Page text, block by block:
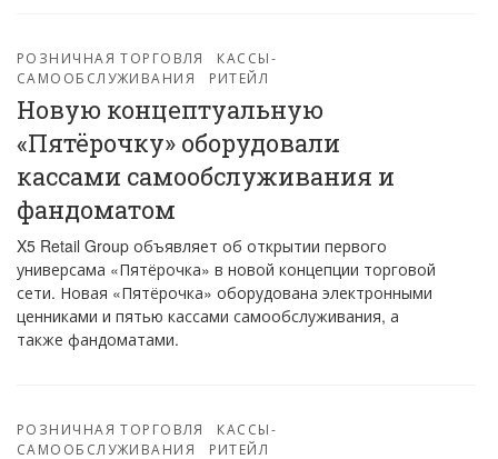
РОЗНИЧНАЯ ТОРГОВЛЯ
КАССЫ-
САМООБСЛУЖИВАНИЯ
РИТЕЙЛ
Новую концептуальную
«Пятёрочку» оборудовали
кассами самообслуживания и
фандоматом
X5 Retail Group объявляет об открытии первого
универсама «Пятёрочка» в новой концепции торговой
сети. Новая «Пятёрочка» оборудована электронными
ценниками и пятью кассами самообслуживания, а
также фандоматами.
РОЗНИЧНАЯ ТОРГОВЛЯ
КАССЫ-
САМООБСЛУЖИВАНИЯ
РИТЕЙЛ